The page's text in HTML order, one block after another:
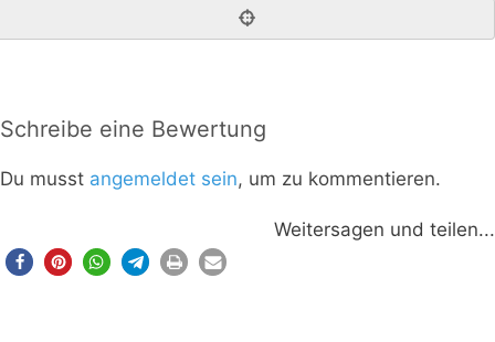
Schreibe eine Bewertung
Du musst angemeldet sein, um zu kommentieren.
Weitersagen und teilen...